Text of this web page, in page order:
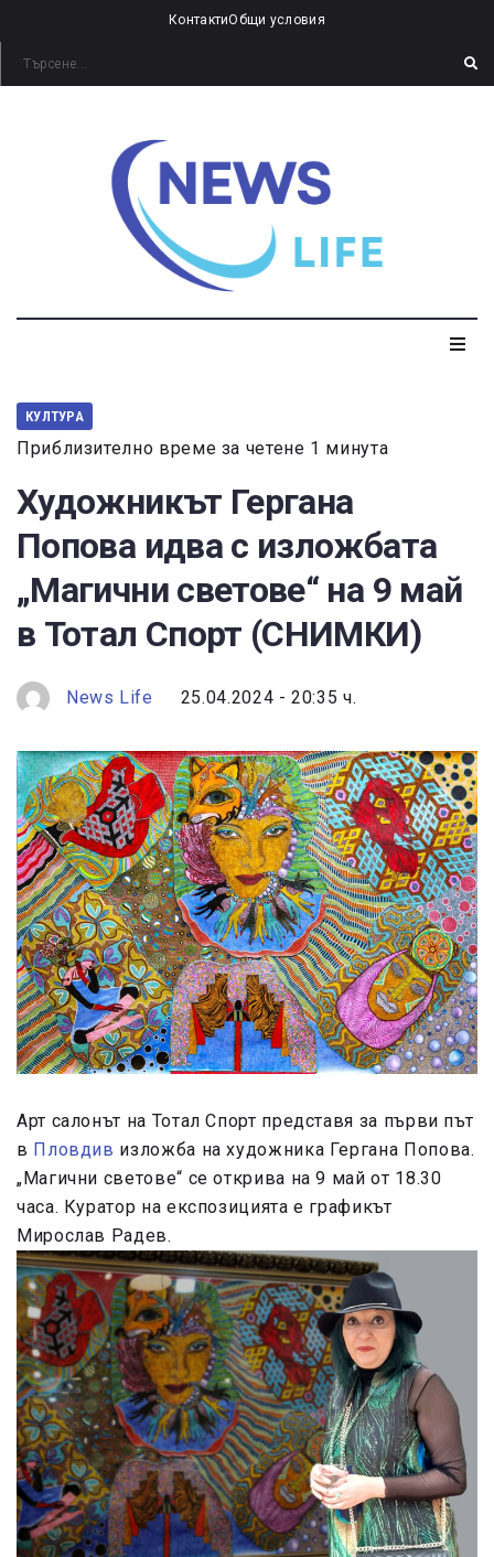
КонтактиОбщи условия
КУЛТУРА
Приблизително време за четене 1 минута
Художникът Гергана
Попова идва с изложбата
„Магични светове“ на 9 май
в Тотал Спорт (СНИМКИ)
News Life 25.04.2024 - 20:35 ч.
Арт салонът на Тотал Спорт представя за първи път
в Пловдив изложба на художника Гергана Попова.
„Магични светове“ се открива на 9 май от 18.30
часа. Куратор на експозицията е графикът
Мирослав Радев.